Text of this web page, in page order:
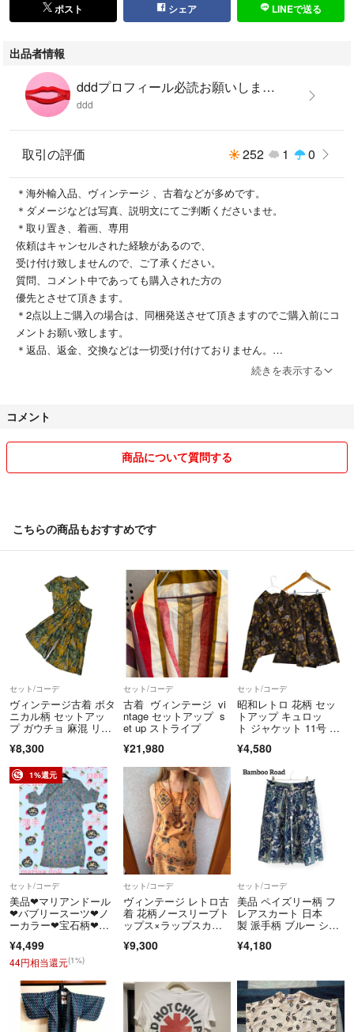
ポスト シェア LINEで送る
出品者情報
dddプロフィール必読お願いします。
ddd
取引の評価 252 1 0
＊海外輸入品、ヴィンテージ 、古着などが多めです。
＊ダメージなどは写真、説明文にてご判断くださいませ。
＊取り置き、着画、専用
依頼はキャンセルされた経験があるので、
受け付け致しませんので、ご了承ください。
質問、コメント中であっても購入された方の
優先とさせて頂きます。
＊2点以上ご購入の場合は、同梱発送させて頂きますのでご購入前にコ
メントお願い致します。
＊返品、返金、交換などは一切受け付けておりません。
＊梱包は基本的にショッパーなどを再利用して発送していますので、ご
入れ違いのsoldの場合ご了承下さいませ。
続きを表示する
コメント
商品について質問する
こちらの商品もおすすめです
セット/コーデ
ヴィンテージ古着 ボタ
ニカル柄 セットアッ
プ ガウチョ 麻混 リネ
¥8,300
セット/コーデ
古着 ヴィンテージ vi
ntage セットアップ s
et up ストライプ
¥21,980
セット/コーデ
昭和レトロ 花柄 セッ
トアップ キュロッ
ト ジャケット 11号 ヴ
¥4,580
1%還元
セット/コーデ
美品❤マリアンドール
❤バブリースーツ❤ノ
ーカラー❤宝石柄❤総
¥4,499
44円相当還元(1%)
セット/コーデ
ヴィンテージ レトロ古
着 花柄ノースリーブト
ップス×ラップスカー
¥9,300
セット/コーデ
美品 ペイズリー柄 フ
レアスカート 日本
製 派手柄 ブルー シア
¥4,180